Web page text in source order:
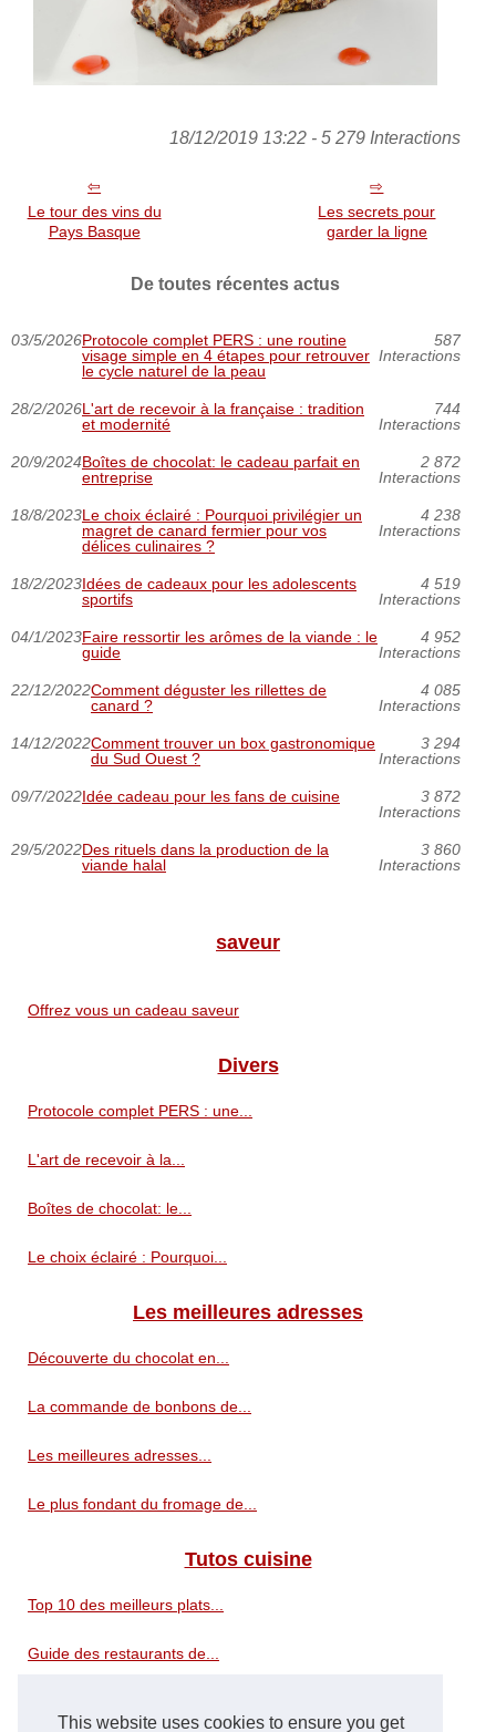
This website uses cookies to ensure you get
18/12/2019 13:22 - 5 279 Interactions
Le tour des vins du
Pays Basque
Les secrets pour
garder la ligne
De toutes récentes actus
03/5/2026Protocole complet PERS : une routine
visage simple en 4 étapes pour retrouver
le cycle naturel de la peau
587
Interactions
28/2/2026L'art de recevoir à la française : tradition
et modernité
744
Interactions
20/9/2024Boîtes de chocolat: le cadeau parfait en
entreprise
2 872
Interactions
18/8/2023Le choix éclairé : Pourquoi privilégier un
magret de canard fermier pour vos
délices culinaires ?
4 238
Interactions
18/2/2023Idées de cadeaux pour les adolescents
sportifs
4 519
Interactions
04/1/2023Faire ressortir les arômes de la viande : le
guide
4 952
Interactions
22/12/2022Comment déguster les rillettes de
canard ?
4 085
Interactions
14/12/2022Comment trouver un box gastronomique
du Sud Ouest ?
3 294
Interactions
09/7/2022Idée cadeau pour les fans de cuisine
3 872
Interactions
29/5/2022Des rituels dans la production de la
viande halal
3 860
Interactions
saveur
Offrez vous un cadeau saveur
Divers
Protocole complet PERS : une...
L'art de recevoir à la...
Boîtes de chocolat: le...
Le choix éclairé : Pourquoi...
Les meilleures adresses
Découverte du chocolat en...
La commande de bonbons de...
Les meilleures adresses...
Le plus fondant du fromage de...
Tutos cuisine
Top 10 des meilleurs plats...
Guide des restaurants de...